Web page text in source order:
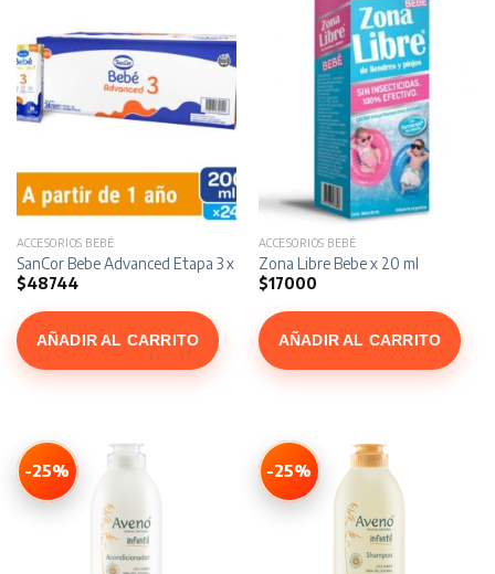
ACCESORIOS BEBÉ
SanCor Bebe Advanced Etapa 3 x 200 ml Pack 24 Unidades
$48744
AÑADIR AL CARRITO
ACCESORIOS BEBÉ
Zona Libre Bebe x 20 ml
$17000
AÑADIR AL CARRITO
-25% -25%